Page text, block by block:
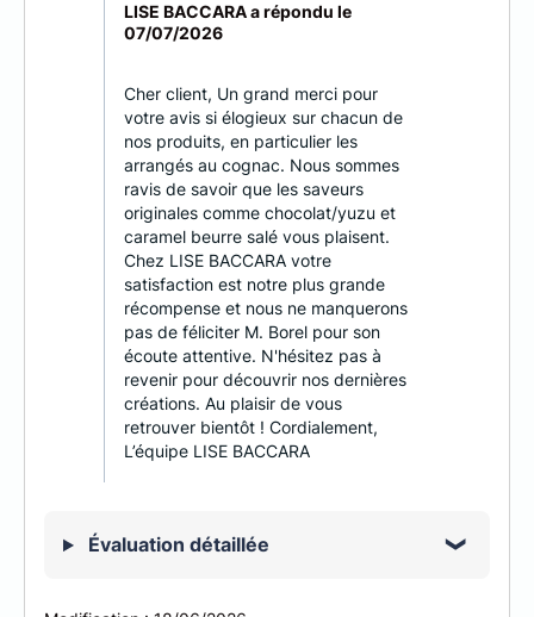
LISE BACCARA a répondu le
07/07/2026
Cher client, Un grand merci pour
votre avis si élogieux sur chacun de
nos produits, en particulier les
arrangés au cognac. Nous sommes
ravis de savoir que les saveurs
originales comme chocolat/yuzu et
caramel beurre salé vous plaisent.
Chez LISE BACCARA votre
satisfaction est notre plus grande
récompense et nous ne manquerons
pas de féliciter M. Borel pour son
écoute attentive. N'hésitez pas à
revenir pour découvrir nos dernières
créations. Au plaisir de vous
retrouver bientôt ! Cordialement,
L’équipe LISE BACCARA
Évaluation détaillée